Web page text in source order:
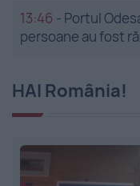
13:46 - Portul
persoane au fost
HAI România!